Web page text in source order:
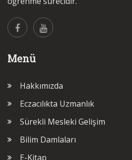
Menü
Hakkımızda
Eczacılıkta Uzmanlık
Sürekli Mesleki Gelişim
Bilim Damlaları
E-Kitap